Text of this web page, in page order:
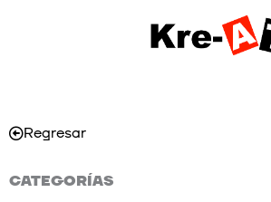
Regresar
CATEGORÍAS